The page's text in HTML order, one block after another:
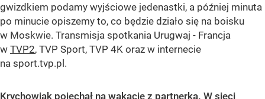
gwizdkiem podamy wyjściowe jedenastki, a później minuta
po minucie opiszemy to, co będzie działo się na boisku
w Moskwie. Transmisja spotkania Urugwaj - Francja
w TVP2, TVP Sport, TVP 4K oraz w internecie
na sport.tvp.pl.
Krychowiak pojechał na wakacje z partnerką. W sieci